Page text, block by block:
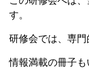
す。
研修会では、専
情報満載の冊子も